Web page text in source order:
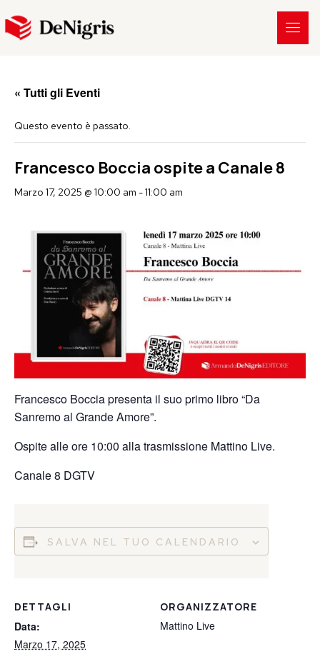
« Tutti gli Eventi
Questo evento è passato.
Francesco Boccia ospite a Canale 8
Marzo 17, 2025 @ 10:00 am -11:00 am
Francesco Boccia presenta il suo primo libro “Da
Sanremo al Grande Amore”.
Ospite alle ore 10:00 alla trasmissione Mattino Live.
Canale 8 DGTV
SALVA NEL TUO CALENDARIO
DETTAGLI
Data:
Marzo 17, 2025
ORGANIZZATORE
Mattino Live